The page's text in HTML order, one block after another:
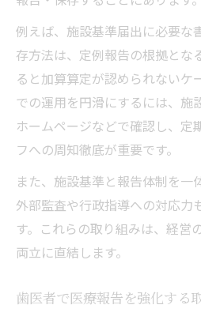
例えば、施設基準届出に必要な
存方法は、定例報告の根拠とな
ると加算算定が認められないケ
での運用を円滑にするには、施
ホームページなどで確認し、定
フへの周知徹底が重要です。
また、施設基準と報告体制を一
外部監査や行政指導への対応力
す。これらの取り組みは、経営
両立に直結します。
歯医者で医療報告を強化する